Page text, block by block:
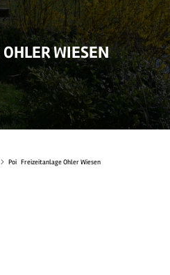
WIESEN
Poi Freizeitanlage Ohler Wiesen